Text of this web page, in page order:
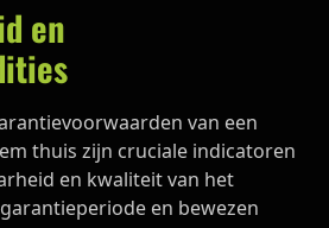
en
van een
thuis zijn cruciale indicatoren
en kwaliteit van het
en bewezen